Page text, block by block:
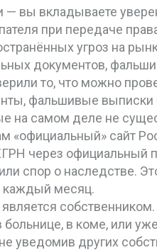
— вы вкладываете
при передаче
угроз на
документов,
то, что можно
, фальшивые выписки
на самом деле не
«официальный» сайт
через официальный
спор о наследстве.
месяц.
в коме, или
уведомив других